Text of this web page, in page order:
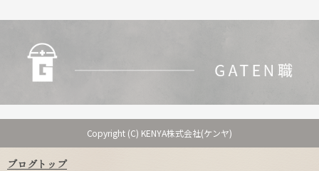
Copyright (C) KENYA株式会社(ケンヤ)
ブログトップ